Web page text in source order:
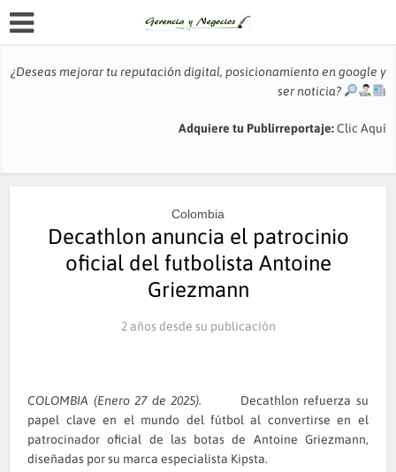
¿Deseas mejorar tu reputación digital, posicionamiento en google y
ser noticia?
Adquiere tu Publirreportaje:Clic Aquí
Colombia
Decathlon anuncia el patrocinio
oficial del futbolista Antoine
Griezmann
2 años desde su publicación
COLOMBIA (Enero 27 de 2025). Decathlon refuerza su
papel clave en el mundo del fútbol al convertirse en el
patrocinador oficial de las botas de Antoine Griezmann,
diseñadas por su marca especialista Kipsta.